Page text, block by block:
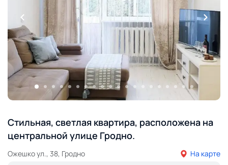
Стильная, светлая квартира, расположена на
центральной улице Гродно.
Ожешко ул., 38, Гродно На карте